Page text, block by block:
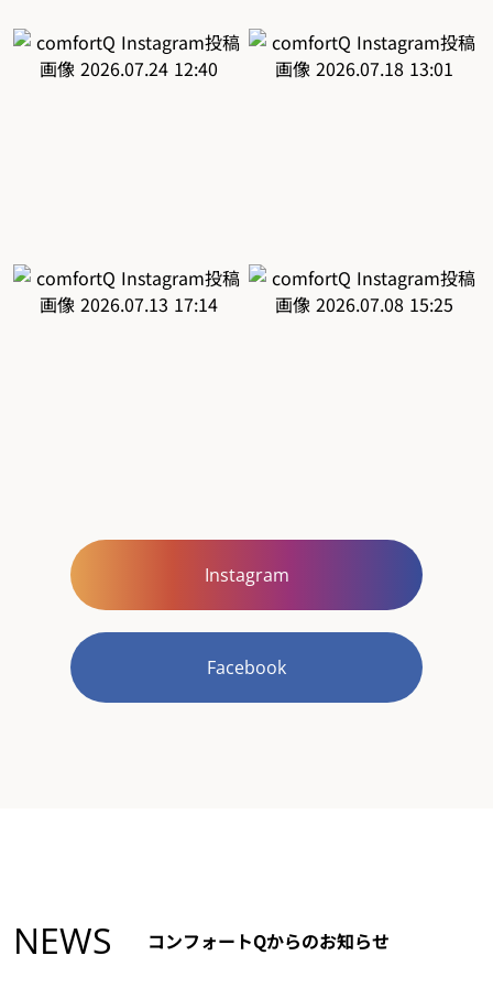
Instagram
Facebook
NEWS コンフォートQからのお知らせ